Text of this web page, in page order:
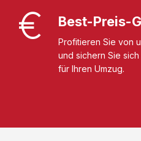
Best-Preis-
Profitieren Sie von
und sichern Sie
für Ihren Umzug.